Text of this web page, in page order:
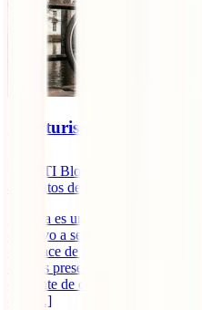
Cicloturismo en Bélgica
IATI Blog
minutos de lectura
Bélgica es un país plano, con un
de mayo a septiembre y una
cual hace de este país el
Hoy os presentamos el
diferente de conocer el país.
que [...]